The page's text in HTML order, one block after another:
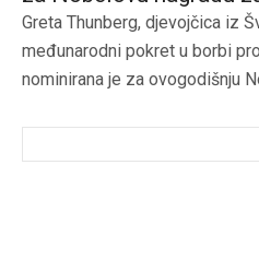
Greta Thunberg, djevojčica iz
međunarodni pokret u borbi
nominirana je za ovogodišnju